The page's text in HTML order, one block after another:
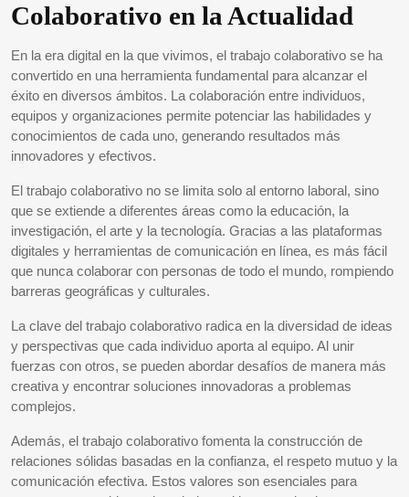
Colaborativo en la Actualidad
En la era digital en la que vivimos, el trabajo colaborativo se ha
convertido en una herramienta fundamental para alcanzar el
éxito en diversos ámbitos. La colaboración entre individuos,
equipos y organizaciones permite potenciar las habilidades y
conocimientos de cada uno, generando resultados más
innovadores y efectivos.
El trabajo colaborativo no se limita solo al entorno laboral, sino
que se extiende a diferentes áreas como la educación, la
investigación, el arte y la tecnología. Gracias a las plataformas
digitales y herramientas de comunicación en línea, es más fácil
que nunca colaborar con personas de todo el mundo, rompiendo
barreras geográficas y culturales.
La clave del trabajo colaborativo radica en la diversidad de ideas
y perspectivas que cada individuo aporta al equipo. Al unir
fuerzas con otros, se pueden abordar desafíos de manera más
creativa y encontrar soluciones innovadoras a problemas
complejos.
Además, el trabajo colaborativo fomenta la construcción de
relaciones sólidas basadas en la confianza, el respeto mutuo y la
comunicación efectiva. Estos valores son esenciales para